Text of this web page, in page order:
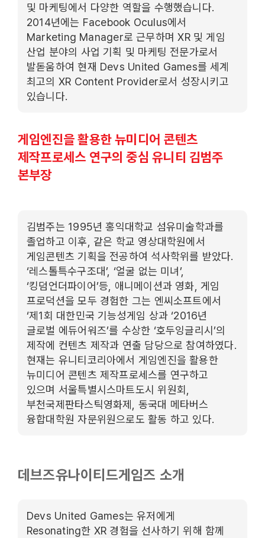
및 마케팅에서 다양한 역할을 수행했습니다.
2014년에는 Facebook Oculus에서
Marketing Manager로 근무하며 XR 및 게임
산업 분야의 사업 기획 및 마케팅 전문가로서
발돋움하여 현재 Devs United Games를 세계
최고의 XR Content Provider로서 성장시키고
있습니다.
게임엔진을 활용한 뉴미디어 콘텐츠
제작프로세스 연구의 중심 유니티 김범주
본부장
김범주는 1995년 홍익대학교 섬유미술학과를
졸업하고 이후, 같은 학교 영상대학원에서
게임콘텐츠 기획을 전공하여 석사학위를 받았다.
‘레스톨특수구조대’, ‘얼굴 없는 미녀’,
‘킹덤언더파이어’등, 애니메이션과 영화, 게임
프로덕션을 모두 경험한 그는 엔씨소프트에서
‘제1회 대한민국 기능성게임 상과 ‘2016년
글로벌 에듀어워즈’를 수상한 ‘호두잉글리시’의
제작에 컨텐츠 제작과 연출 담당으로 참여하였다.
현재는 유니티코리아에서 게임엔진을 활용한
뉴미디어 콘텐츠 제작프로세스를 연구하고
있으며 서울특별시스마트도시 위원회,
부천국제판타스틱영화제, 동국대 메타버스
융합대학원 자문위원으로도 활동 하고 있다.
데브즈유나이티드게임즈 소개
Devs United Games는 유저에게
Resonating한 XR 경험을 선사하기 위해 함께